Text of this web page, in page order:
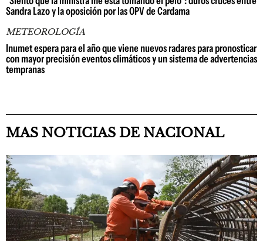
Sandra Lazo y la oposición por las OPV de Cardama
METEOROLOGÍA
Inumet espera para el año que viene nuevos radares para pronosticar
con mayor precisión eventos climáticos y un sistema de advertencias
tempranas
MAS NOTICIAS DE NACIONAL